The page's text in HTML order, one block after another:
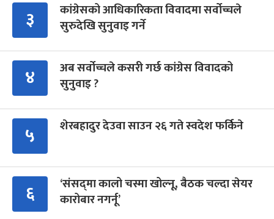
३
कांग्रेसको आधिकारिकता विवादमा सर्वोच्चले
सुरुदेखि सुनुवाइ गर्ने
४
अब सर्वोच्चले कसरी गर्छ कांग्रेस विवादको
सुनुवाइ ?
५ शेरबहादुर देउवा साउन २६ गते स्वदेश फर्किने
६
‘संसद्‍मा कालो चस्मा खोल्नू, बैठक चल्दा सेयर
कारोबार नगर्नू’